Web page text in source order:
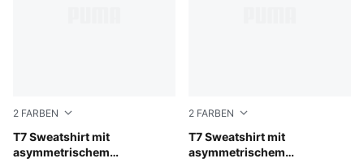
2 FARBEN
T7 Sweatshirt mit
asymmetrischem
Red Flash
2 FARBEN
T7 Sweatshirt mit
asymmetrischem
Puma Black